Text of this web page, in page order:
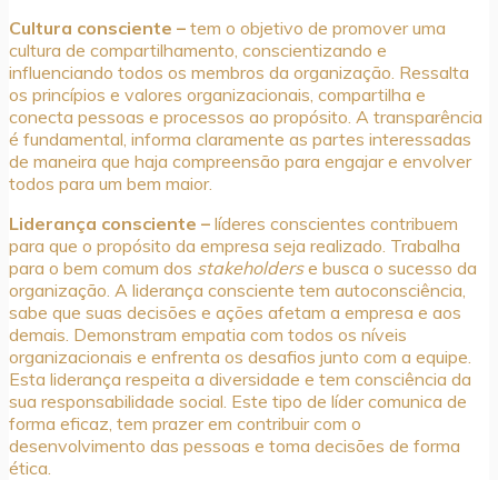
Cultura consciente – tem o objetivo de promover uma
cultura de compartilhamento, conscientizando e
influenciando todos os membros da organização. Ressalta
os princípios e valores organizacionais, compartilha e
conecta pessoas e processos ao propósito. A transparência
é fundamental, informa claramente as partes interessadas
de maneira que haja compreensão para engajar e envolver
todos para um bem maior.
Liderança consciente – líderes conscientes contribuem
para que o propósito da empresa seja realizado. Trabalha
para o bem comum dos stakeholderse busca o sucesso da
organização. A liderança consciente tem autoconsciência,
sabe que suas decisões e ações afetam a empresa e aos
demais. Demonstram empatia com todos os níveis
organizacionais e enfrenta os desafios junto com a equipe.
Esta liderança respeita a diversidade e tem consciência da
sua responsabilidade social. Este tipo de líder comunica de
forma eficaz, tem prazer em contribuir com o
desenvolvimento das pessoas e toma decisões de forma
ética.